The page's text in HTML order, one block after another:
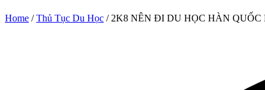
Home /Thủ Tục Du Học / 2K8 NÊN ĐI DU HỌC HÀN